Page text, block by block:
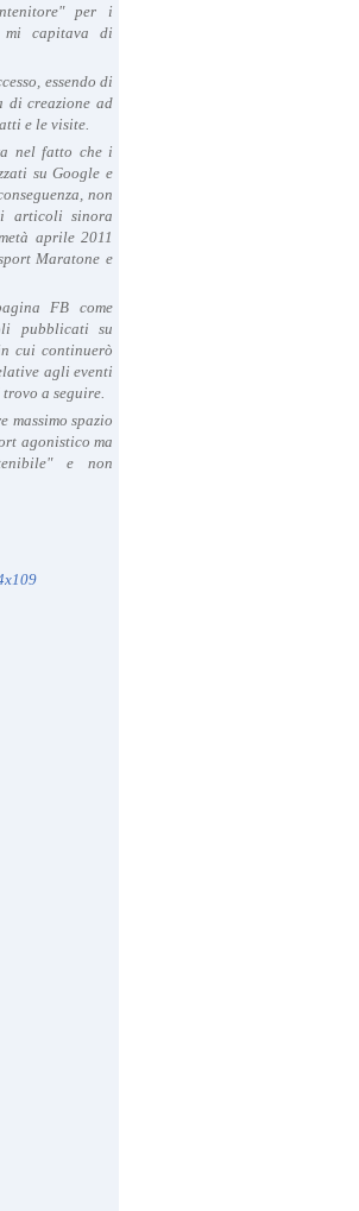
per i
mi capitava di
essendo di
di creazione ad
e le visite.
nel fatto che i
su Google e
non
articoli sinora
aprile 2011
Maratone e
FB come
pubblicati su
cui continuerò
agli eventi
a seguire.
massimo spazio
agonistico ma
e non